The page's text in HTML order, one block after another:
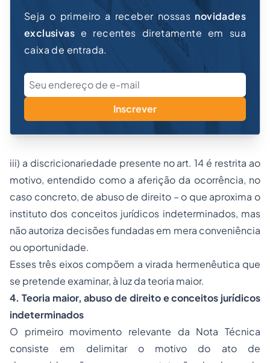
Seja o primeiro a receber nossas novidades
exclusivas e recentes diretamente em sua
caixa de entrada.
Inscrever
iii) a discricionariedade presente no art. 14 é restrita ao
motivo, entendido como a aferição da ocorrência, no
caso concreto, de abuso de direito – o que aproxima o
instituto dos conceitos jurídicos indeterminados, mas
não autoriza decisões fundadas em mera conveniência
ou oportunidade.
Esses três eixos compõem a virada hermenêutica que
se pretende examinar, à luz da teoria maior.
4. Teoria maior, abuso de direito e conceitos jurídicos
indeterminados
O primeiro movimento relevante da Nota Técnica
consiste em delimitar o motivo do ato de